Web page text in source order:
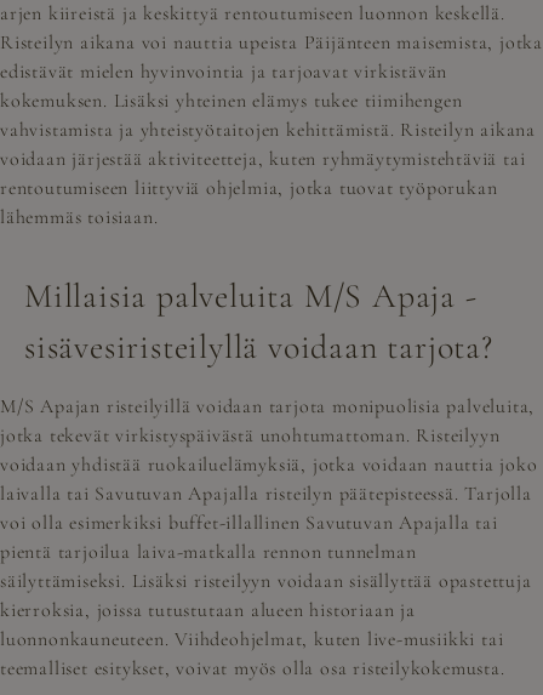
arjen kiireistä ja keskittyä rentoutumiseen luonnon keskellä.
Risteilyn aikana voi nauttia upeista Päijänteen maisemista, jotka
edistävät mielen hyvinvointia ja tarjoavat virkistävän
kokemuksen. Lisäksi yhteinen elämys tukee tiimihengen
vahvistamista ja yhteistyötaitojen kehittämistä. Risteilyn aikana
voidaan järjestää aktiviteetteja, kuten ryhmäytymistehtäviä tai
rentoutumiseen liittyviä ohjelmia, jotka tuovat työporukan
lähemmäs toisiaan.
Millaisia palveluita M/S Apaja -
sisävesiristeilyllä voidaan tarjota?
M/S Apajan risteilyillä voidaan tarjota monipuolisia palveluita,
jotka tekevät virkistyspäivästä unohtumattoman. Risteilyyn
voidaan yhdistää ruokailuelämyksiä, jotka voidaan nauttia joko
laivalla tai Savutuvan Apajalla risteilyn päätepisteessä. Tarjolla
voi olla esimerkiksi buffet-illallinen Savutuvan Apajalla tai
pientä tarjoilua laiva-matkalla rennon tunnelman
säilyttämiseksi. Lisäksi risteilyyn voidaan sisällyttää opastettuja
kierroksia, joissa tutustutaan alueen historiaan ja
luonnonkauneuteen. Viihdeohjelmat, kuten live-musiikki tai
teemalliset esitykset, voivat myös olla osa risteilykokemusta.